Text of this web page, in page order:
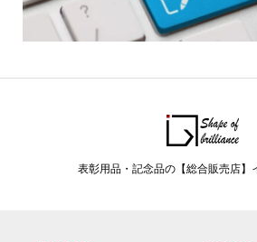
表彰用品・記念品の【総合販売店】